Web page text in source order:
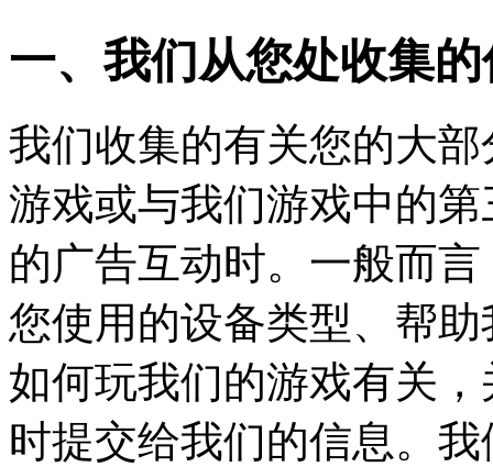
一、我们从您处收集
我们收集的有关您的大
游戏或与我们游戏中的
的广告互动时。一般而
您使用的设备类型、帮
如何玩我们的游戏有关
时提交给我们的信息。